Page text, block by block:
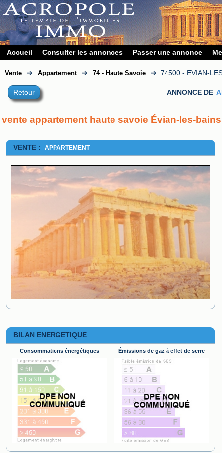
Accueil Consulter les annonces Passer une annonce
Vente ➔ Appartement ➔ 74 - Haute Savoie ➔ 74500 - EVIAN-
Retour ANNONCE DE
vente appartement haute savoie Évian-les-bains
VENTE : APPARTEMENT
BILAN ENERGETIQUE
Consommations énergétiques Émissions de gaz à effet de serre